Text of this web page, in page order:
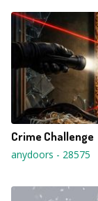
Crime Challenge
anydoors - 28575